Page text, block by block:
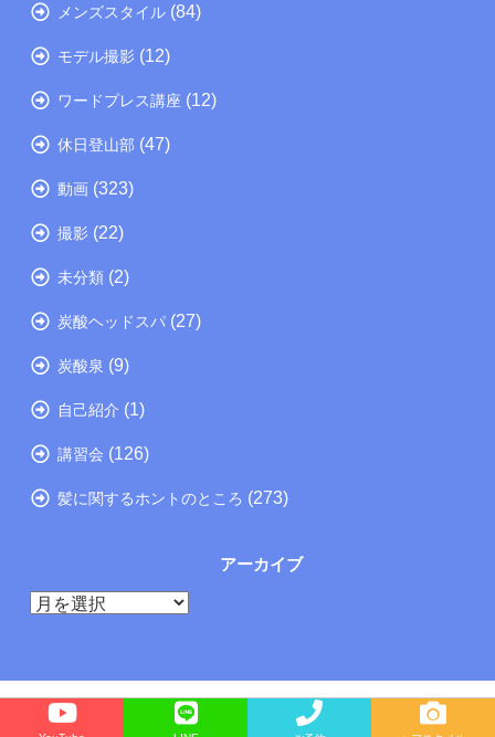
メンズスタイル (84)
モデル撮影 (12)
ワードプレス講座 (12)
休日登山部 (47)
動画 (323)
撮影 (22)
未分類 (2)
炭酸ヘッドスパ (27)
炭酸泉 (9)
自己紹介 (1)
講習会 (126)
髪に関するホントのところ (273)
アーカイブ
ア
ブ
Copyright©
たつの市の美容院メーカー講師が教えるぺったんこ髪の解決方法ブログ, 2026 All